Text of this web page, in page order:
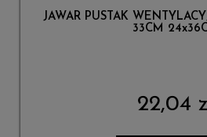
JAWAR PUSTAK
33CM
22,04